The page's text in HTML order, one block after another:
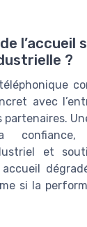
l’accueil
?
avec
partenaires.
confiance,
et
si la